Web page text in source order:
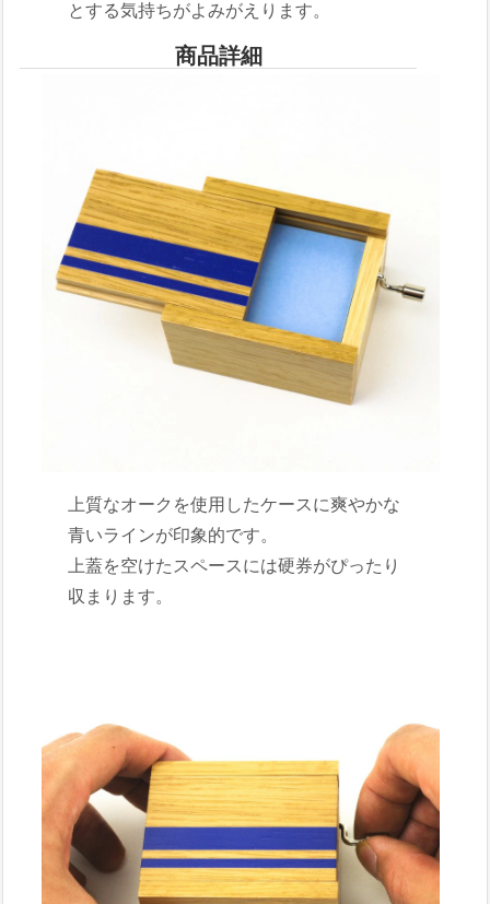
とする気持ちがよみがえります。
商品詳細
上質なオークを使用したケースに爽やかな
青いラインが印象的です。
上蓋を空けたスペースには硬券がぴったり
収まります。